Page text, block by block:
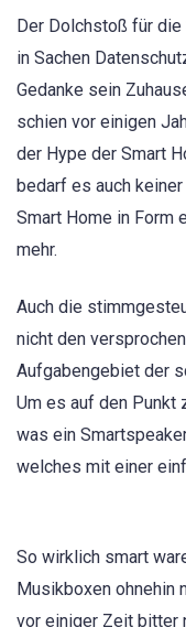
Der Dolchstoß für
in Sachen
Gedanke sein
schien vor einigen
der Hype der Smart
bedarf es auch
Smart Home in Form
mehr.
Auch die
nicht den
Aufgabengebiet der
Um es auf den Punkt
was ein
welches mit einer
So wirklich smart
Musikboxen ohnehin
vor einiger Zeit bitter